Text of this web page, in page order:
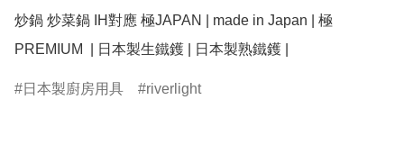
炒鍋 炒菜鍋 IH對應 極JAPAN | made in Japan | 極
PREMIUM  | 日本製生鐵鑊 | 日本製熟鐵鑊 |
日本製廚房用具 riverlight